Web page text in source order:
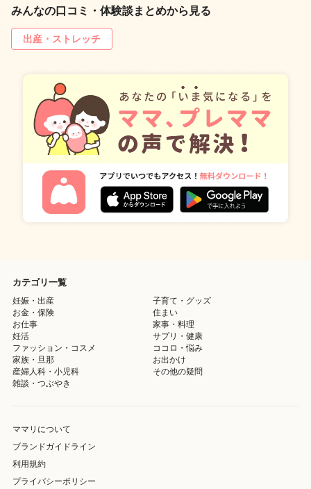
みんなの口コミ・体験談まとめから見る
出産・ストレッチ
カテゴリ一覧
妊娠・出産
子育て・グッズ
お金・保険
住まい
お仕事
家事・料理
妊活
サプリ・健康
ファッション・コスメ
ココロ・悩み
家族・旦那
お出かけ
産婦人科・小児科
その他の疑問
雑談・つぶやき
ママリについて
ブランドガイドライン
利用規約
プライバシーポリシー